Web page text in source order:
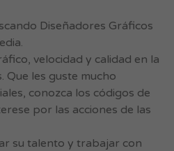
Diseñadores Gráficos
velocidad y calidad en la
Que les guste mucho
conozca los códigos de
por las acciones de las
su talento y trabajar con